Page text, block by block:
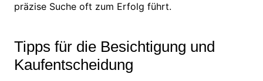
präzise Suche oft zum Erfolg führt.
Tipps für die Besichtigung und
Kaufentscheidung